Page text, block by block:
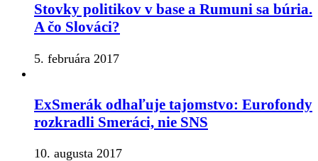
Stovky politikov v base a Rumuni sa búria.
A čo Slováci?
5. februára 2017
ExSmerák odhaľuje tajomstvo: Eurofondy
rozkradli Smeráci, nie SNS
10. augusta 2017